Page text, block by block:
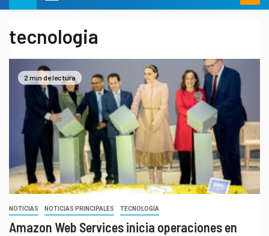
tecnologia
2 min de lectura
NOTICIAS NOTICIAS PRINCIPALES TECNOLOGÍA
Amazon Web Services inicia operaciones en